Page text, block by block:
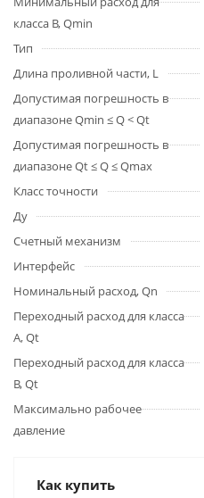
класса B, Qmin
Тип
Длина проливной части, L
Допустимая погрешность в
диапазоне Qmin ≤ Q < Qt
Допустимая погрешность в
диапазоне Qt ≤ Q ≤ Qmax
Класс точности
Ду
Счетный механизм
Интерфейс
Номинальный расход, Qn
Переходный расход для класса
A, Qt
Переходный расход для класса
B, Qt
Максимально рабочее
давление
Как купить